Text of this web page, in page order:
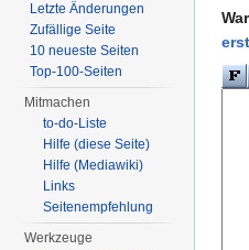
Letzte Änderungen
Zufällige Seite
10 neueste Seiten
Top-100-Seiten
Mitmachen
to-do-Liste
Hilfe (diese Seite)
Hilfe (Mediawiki)
Links
Seitenempfehlung
Werkzeuge